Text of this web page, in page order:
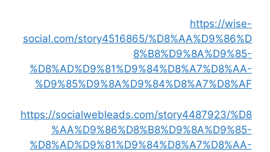
https://wise-
social.com/story4516865/%D8%AA%D9%86%D
8%B8%D9%8A%D9%85-
%D8%AD%D9%81%D9%84%D8%A7%D8%AA-
%D9%85%D9%8A%D9%84%D8%A7%D8%AF
https://socialwebleads.com/story4487923/%D8
%AA%D9%86%D8%B8%D9%8A%D9%85-
%D8%AD%D9%81%D9%84%D8%A7%D8%AA-